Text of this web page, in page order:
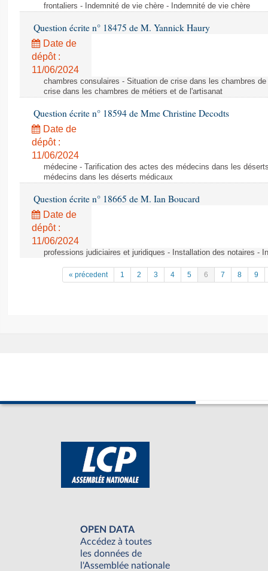
frontaliers - Indemnité de vie chère - Indemnité de vie chère
Question écrite n° 18475 de M. Yannick Haury
Date de
dépôt :
11/06/2024
chambres consulaires - Situation de crise dans les chambres
crise dans les chambres de métiers et de l'artisanat
Question écrite n° 18594 de Mme Christine Decodts
Date de
dépôt :
11/06/2024
médecine - Tarification des actes des médecins dans les
médecins dans les déserts médicaux
Question écrite n° 18665 de M. Ian Boucard
Date de
dépôt :
11/06/2024
professions judiciaires et juridiques - Installation des notaires -
« précedent 1 2 3 4 5 6 7 8 9
OPEN DATA
Accédez à toutes
les données de
l'Assemblée nationale